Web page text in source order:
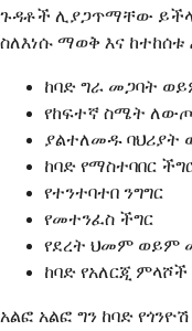
ጉዳቶች ሊያጋጥማቸው
ስለእነሱ ማወቅ እና
ከባድ ግራ መጋባት
የከፍተኛ ስሜት
ያልተለመዱ ባህሪያት
ከባድ የማስተባበር
የተንተባተበ ንግግር
የመተንፈስ ችግር
የደረት ህመም ወይም
ከባድ የአለርጂ
አልፎ አልፎ ግን ከባድ